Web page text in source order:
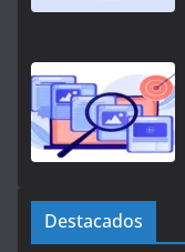
Destacados